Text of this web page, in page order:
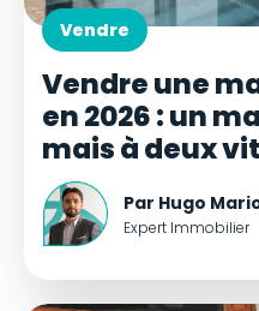
Vendre
Vendre une
en 2026 : un
mais à deux
Par Hugo
Expert Immobilier